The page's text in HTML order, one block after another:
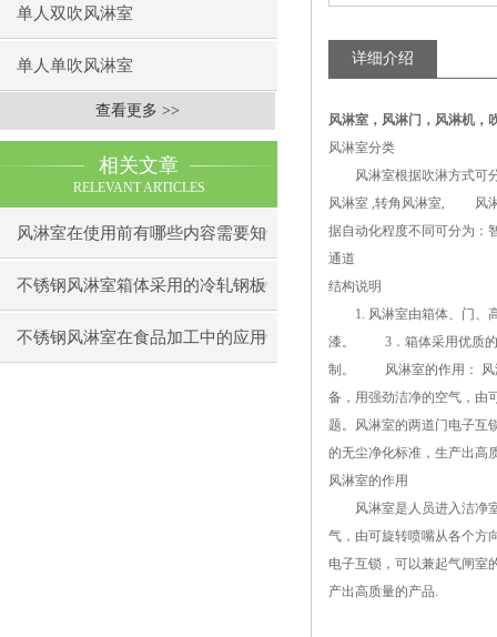
单人双吹风淋室
单人单吹风淋室
查看更多 >>
相关文章
RELEVANT ARTICLES
风淋室在使用前有哪些内容需要知
道下呢
不锈钢风淋室箱体采用的冷轧钢板
制造
不锈钢风淋室在食品加工中的应用
详细介绍
风淋室 ， 风淋门，风淋机，
风淋室分类
风淋室根据吹淋方式可分
风淋室 ,转角风淋室, 风淋
据自动化程度不同可分为
通道
结构说明
1. 风淋室由箱体、门、高
漆。 3．箱体采用优质的
制。 风淋室的作用： 风淋
备，用强劲洁净的空气，由
题。风淋室的两道门电子互
的无尘净化标准，生产出高
风淋室的作用
风淋室是人员进入洁净室
气，由可旋转喷嘴从各个方
电子互锁，可以兼起气闸室
产出高质量的产品.